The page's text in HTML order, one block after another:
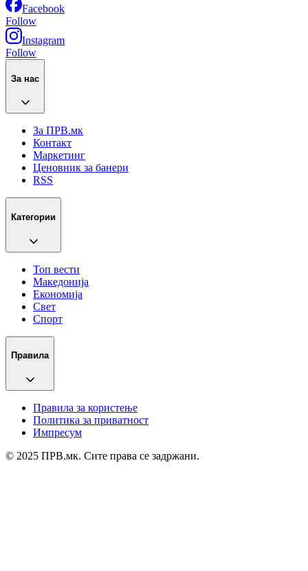
Facebook
Follow
Instagram
Follow
За нас
За ПРВ.мк
Контакт
Маркетинг
Ценовник за банери
RSS
Категории
Топ вести
Македонија
Економија
Свет
Спорт
Правила
Правила за користење
Политика за приватност
Импресум
© 2025 ПРВ.мк. Сите права се задржани.